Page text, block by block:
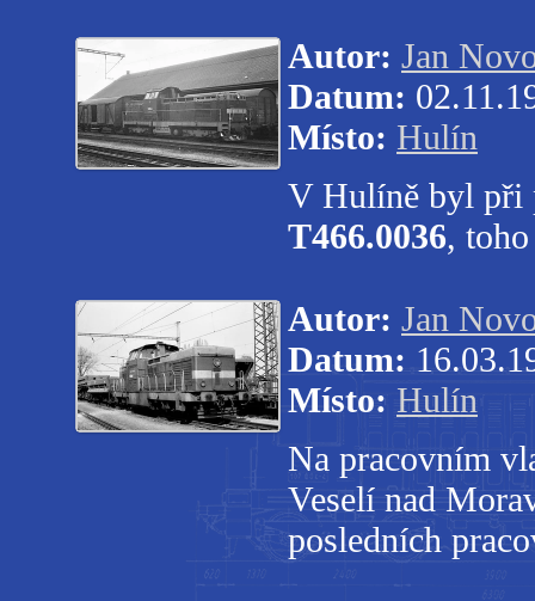
Autor: Jan
Datum:
Místo: Hulín
V Hulíně byl při
T466.0036,
Autor: Jan
Datum:
Místo: Hulín
Na pracovním
Veselí nad
posledních